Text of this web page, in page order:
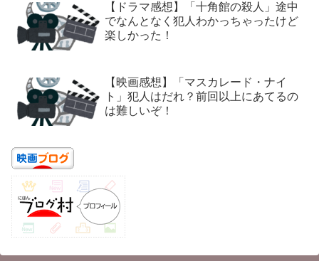
【ドラマ感想】「十角館の殺人」途中
でなんとなく犯人わかっちゃったけど
楽しかった！
【映画感想】「マスカレード・ナイ
ト」犯人はだれ？前回以上にあてるの
は難しいぞ！